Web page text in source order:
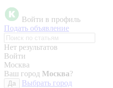
Войти в профиль
Подать объявление
Нет результатов
Войти
Москва
Ваш город Москва?
Да
Выбрать город